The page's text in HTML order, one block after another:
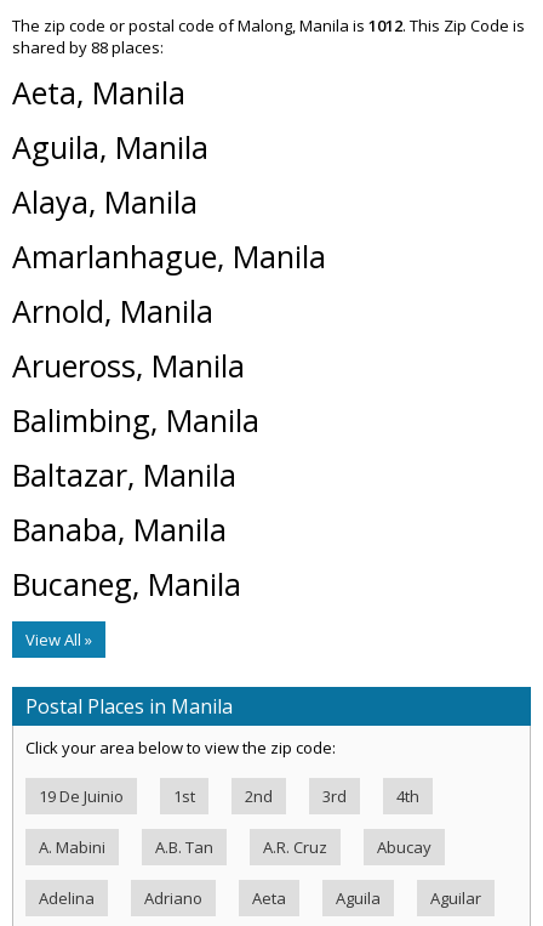
The zip code or postal code of Malong, Manila is 1012. This Zip Code is
shared by 88 places:
Aeta, Manila
Aguila, Manila
Alaya, Manila
Amarlanhague, Manila
Arnold, Manila
Arueross, Manila
Balimbing, Manila
Baltazar, Manila
Banaba, Manila
Bucaneg, Manila
View All »
Postal Places in Manila
Click your area below to view the zip code:
19 De Juinio 1st 2nd 3rd 4th
A. Mabini A.B. Tan A.R. Cruz Abucay
Adelina Adriano Aeta Aguila Aguilar